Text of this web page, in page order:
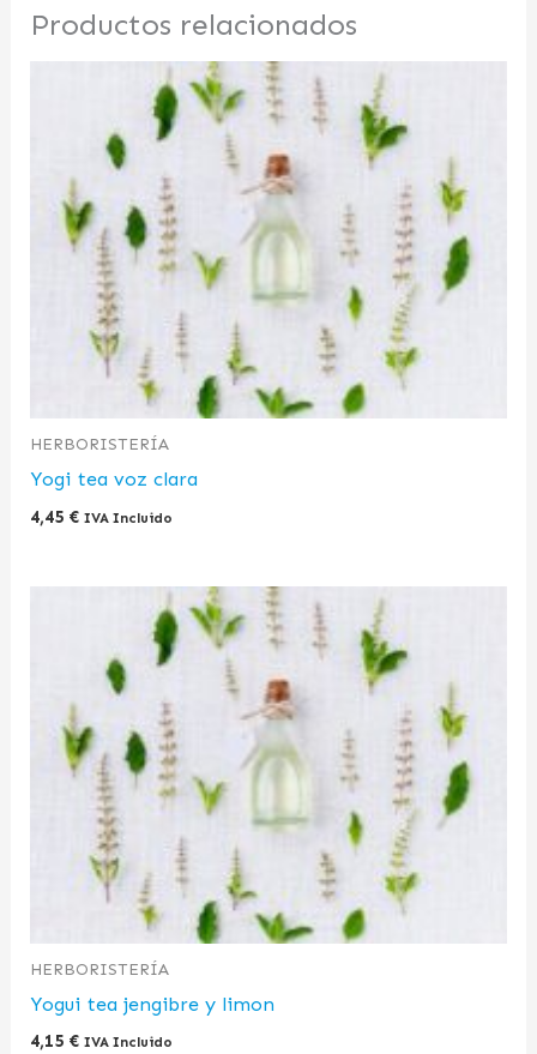
Productos relacionados
HERBORISTERÍA
Yogi tea voz clara
4,45 € IVA Incluido
HERBORISTERÍA
Yogui tea jengibre y limon
4,15 € IVA Incluido